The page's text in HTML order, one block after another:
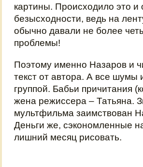
картины. Происходило это и
безысходности, ведь на
обычно давали не более
проблемы!
Поэтому именно Назаров и
текст от автора. А все
группой. Бабьи причитания
жена режиссера – Татьяна.
мультфильма заимствован
Деньги же, сэкономленные
лишний месяц рисовать.